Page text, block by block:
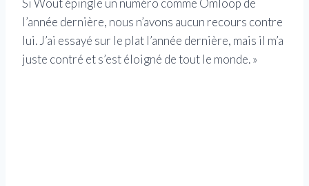
l’année dernière, nous n’avons aucun recours contre
lui. J’ai essayé sur le plat l’année dernière, mais il m’a
juste contré et s’est éloigné de tout le monde. »